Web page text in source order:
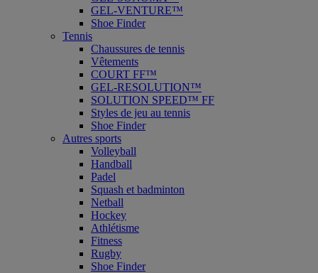
GEL-VENTURE™
Shoe Finder
Tennis
Chaussures de tennis
Vêtements
COURT FF™
GEL-RESOLUTION™
SOLUTION SPEED™ FF
Styles de jeu au tennis
Shoe Finder
Autres sports
Volleyball
Handball
Padel
Squash et badminton
Netball
Hockey
Athlétisme
Fitness
Rugby
Shoe Finder